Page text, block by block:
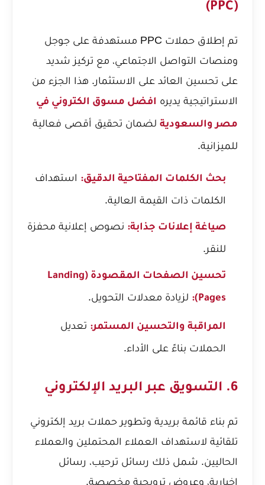
(PPC)
تم إطلاق حملات PPC مستهدفة على جوجل
ومنصات التواصل الاجتماعي، مع تركيز شديد
على تحسين العائد على الاستثمار. هذا الجزء من
الاستراتيجية يديره افضل مسوق الكتروني في
مصر والسعودية لضمان تحقيق أقصى فعالية
للميزانية.
بحث الكلمات المفتاحية الدقيق: استهداف
الكلمات ذات القيمة العالية.
صياغة إعلانات جذابة: نصوص إعلانية محفزة
للنقر.
تحسين الصفحات المقصودة (Landing
Pages):
لزيادة معدلات التحويل.
المراقبة والتحسين المستمر: تعديل
الحملات بناءً على الأداء.
6. التسويق عبر البريد الإلكتروني
تم بناء قائمة بريدية وتطوير حملات بريد إلكتروني
تلقائية لاستهداف العملاء المحتملين والعملاء
الحاليين. شمل ذلك رسائل ترحيب، رسائل
إخبارية، وعروض ترويجية مخصصة.